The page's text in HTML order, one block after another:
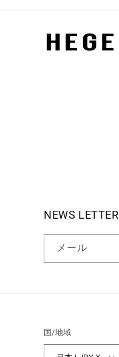
NEWS LETTER
メール
国/地域